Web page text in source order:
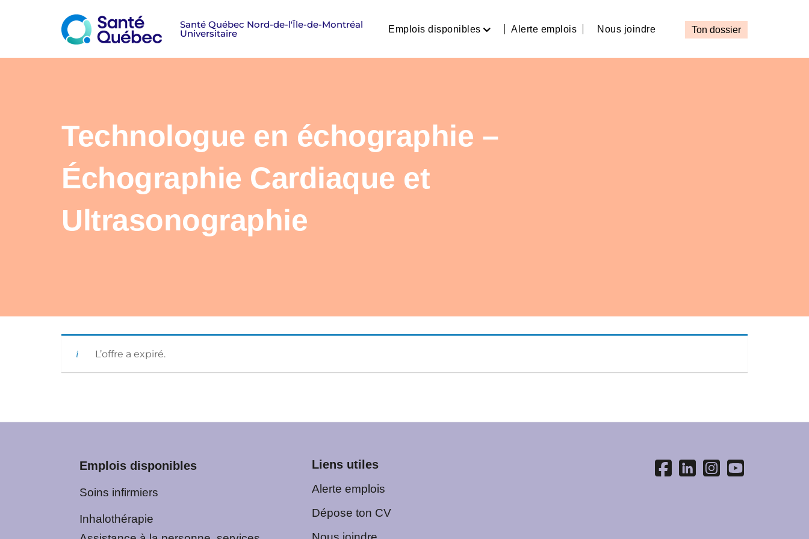
Emplois disponibles
Assistance à la personne, services auxiliaires et métiers
Professionnels et techniciens de la santé et des services sociaux
Administration et technologie de l’information
Pharmacie
Alerte emplois Nous joindre Ton dossier
Technologue en échographie –
Échographie Cardiaque et
Ultrasonographie
L’offre a expiré.
Emplois disponibles
Soins infirmiers
Inhalothérapie
Liens utiles
Alerte emplois
Dépose ton CV